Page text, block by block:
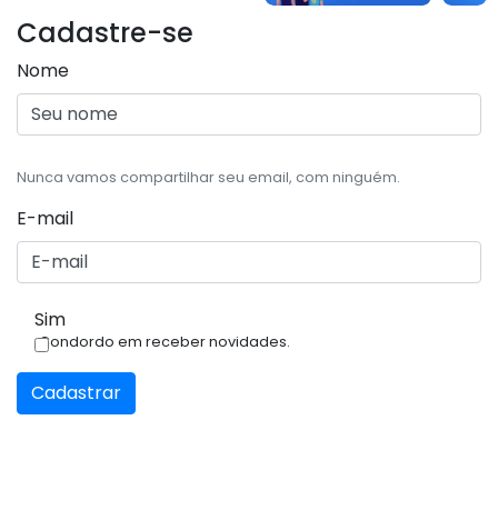
Cadastre-se
Nome
Nunca vamos compartilhar seu email, com ninguém.
E-mail
Sim
Condordo em receber novidades.
Cadastrar